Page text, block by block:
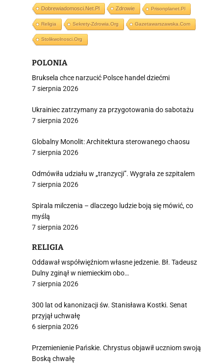
Dobrewiadomosci.net.pl Zdrowie Prisonplanet.pl
Religia Sekrety-Zdrowia.org Gazetawarszawska.com
Stolikwolnosci.org
POLONIA
Bruksela chce narzucić Polsce handel dziećmi
7 sierpnia 2026
Ukrainiec zatrzymany za przygotowania do sabotażu
7 sierpnia 2026
Globalny Monolit: Architektura sterowanego chaosu
7 sierpnia 2026
Odmówiła udziału w „tranzycji”. Wygrała ze szpitalem
7 sierpnia 2026
Spirala milczenia – dlaczego ludzie boją się mówić, co
myślą
7 sierpnia 2026
RELIGIA
Oddawał współwięźniom własne jedzenie. Bł. Tadeusz
Dulny zginął w niemieckim obo…
7 sierpnia 2026
300 lat od kanonizacji św. Stanisława Kostki. Senat
przyjął uchwałę
6 sierpnia 2026
Przemienienie Pańskie. Chrystus objawił uczniom swoją
Boską chwałę